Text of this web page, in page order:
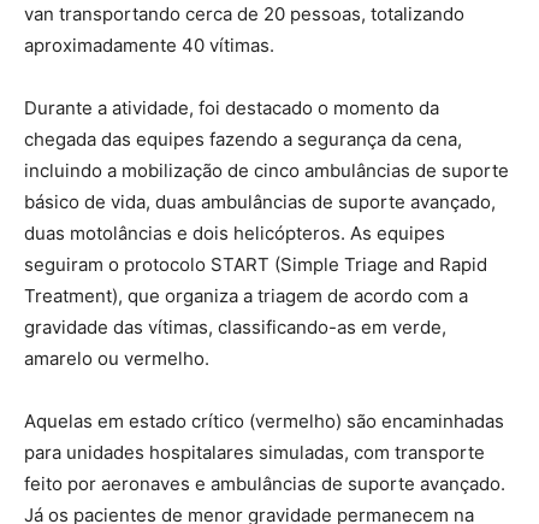
van transportando cerca de 20 pessoas, totalizando
aproximadamente 40 vítimas.
Durante a atividade, foi destacado o momento da
chegada das equipes fazendo a segurança da cena,
incluindo a mobilização de cinco ambulâncias de suporte
básico de vida, duas ambulâncias de suporte avançado,
duas motolâncias e dois helicópteros. As equipes
seguiram o protocolo START (Simple Triage and Rapid
Treatment), que organiza a triagem de acordo com a
gravidade das vítimas, classificando-as em verde,
amarelo ou vermelho.
Aquelas em estado crítico (vermelho) são encaminhadas
para unidades hospitalares simuladas, com transporte
feito por aeronaves e ambulâncias de suporte avançado.
Já os pacientes de menor gravidade permanecem na